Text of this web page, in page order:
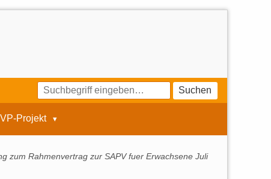
Suchen
Projekt
zum Rahmenvertrag zur SAPV fuer Erwachsene Juli